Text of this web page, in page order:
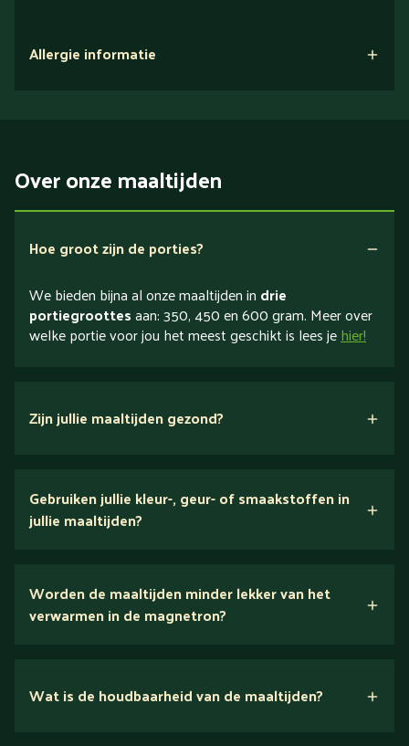
Allergie informatie
Over onze maaltijden
Hoe groot zijn de porties?
We bieden bijna al onze maaltijden in drie
portiegroottesaan: 350, 450 en 600 gram. Meer over
welke portie voor jou het meest geschikt is lees jehier!
Zijn jullie maaltijden gezond?
voedingsexperts
Gebruiken jullie kleur-, geur- of smaakstoffen in
jullie maaltijden?
Worden de maaltijden minder lekker van het
verwarmen in de magnetron?
Wat is de houdbaarheid van de maaltijden?